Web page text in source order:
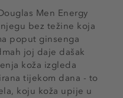
Men Energy
bez težine koja
poput ginsenga
joj daje dašak
koža izgleda
tijekom dana - to
koju koža upije u